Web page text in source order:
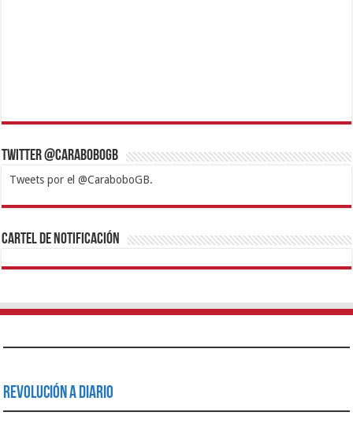
Twitter @CaraboboGB
Tweets por el @CaraboboGB.
1xbetBetturkeyBetistKralbetSupertotobetTipobetMatadorbetMariobet
https://mvbcasino.com/
Cartel de Notificación
Revolución a Diario